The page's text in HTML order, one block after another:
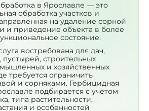
в Ярославле — это
обработка участков и
на удаление сорной
и приведение объекта в более
состояние.
востребована для дач,
пустырей, строительных
и хозяйственных
требуется ограничить
и сорняками. Гербицидная
подбирается с учетом
типа растительности,
и особенностей